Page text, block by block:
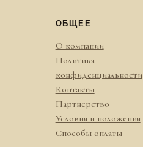
ОБЩЕЕ
О компании
Политика
конфиденциальности
Контакты
Партнерство
Условия и положения
Способы оплаты